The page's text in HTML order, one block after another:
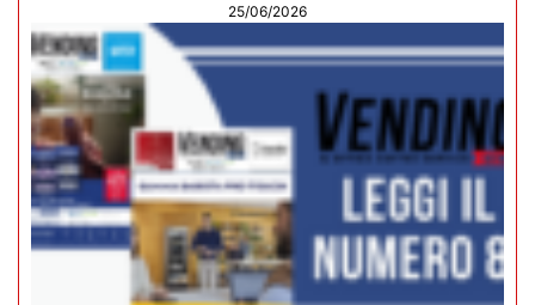
25/06/2026